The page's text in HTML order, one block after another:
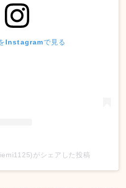
Instagramで見る
がシェアした投稿